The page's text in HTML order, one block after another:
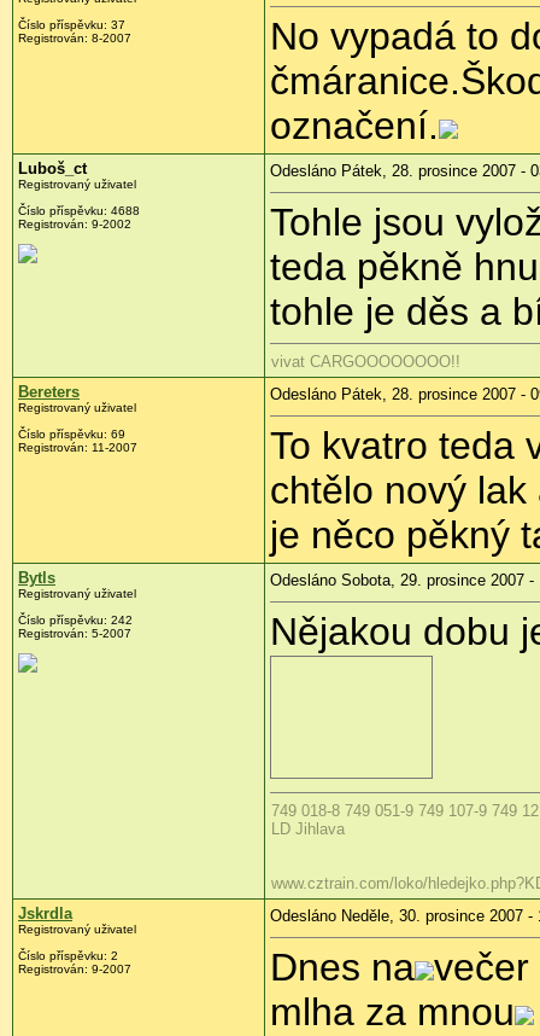
Číslo příspěvku: 37
Registrován: 8-2007
No vypadá to
označení.
Luboš_ct
Registrovaný uživatel
Číslo příspěvku: 4688
Registrován: 9-2002
Odesláno Pátek, 28. prosince 2007 -
Tohle jsou
teda pěkně
tohle je děs a
vivat CARGOOOOOOOO!!
Bereters
Registrovaný uživatel
Číslo příspěvku: 69
Registrován: 11-2007
Odesláno Pátek, 28. prosince 2007 -
To kvatro teda
chtělo nový
je něco pěkný
Bytls
Registrovaný uživatel
Číslo příspěvku: 242
Registrován: 5-2007
Odesláno Sobota, 29. prosince 2007 -
Nějakou dobu
749 018-8 749 051-9 749 107-9 749
LD Jihlava
www.cztrain.com/loko/
Jskrdla
Registrovaný uživatel
Číslo příspěvku: 2
Registrován: 9-2007
Odesláno Neděle, 30. prosince 2007 -
Dnes na večer
mlha za mnou